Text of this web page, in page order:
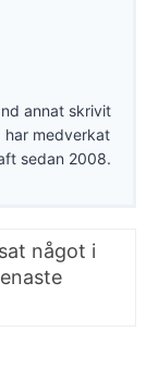
annat skrivit
har medverkat
sedan 2008.
något i